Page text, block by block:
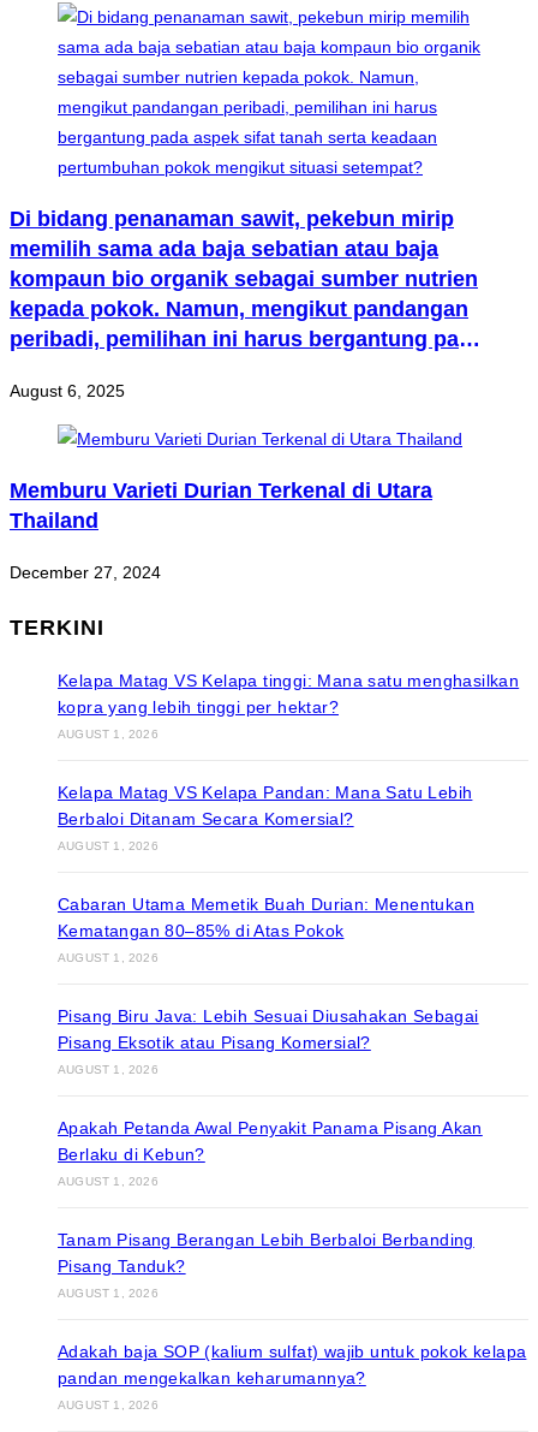
Di bidang penanaman sawit, pekebun mirip
memilih sama ada baja sebatian atau baja
kompaun bio organik sebagai sumber nutrien
kepada pokok. Namun, mengikut pandangan
peribadi, pemilihan ini harus bergantung pada
pokok mengikut situasi setempat?
August 6, 2025
Memburu Varieti Durian Terkenal di Utara
Thailand
December 27, 2024
TERKINI
Kelapa Matag VS Kelapa tinggi: Mana satu menghasilkan
kopra yang lebih tinggi per hektar?
AUGUST 1, 2026
Kelapa Matag VS Kelapa Pandan: Mana Satu Lebih
Berbaloi Ditanam Secara Komersial?
AUGUST 1, 2026
Cabaran Utama Memetik Buah Durian: Menentukan
Kematangan 80–85% di Atas Pokok
AUGUST 1, 2026
Pisang Biru Java: Lebih Sesuai Diusahakan Sebagai
Pisang Eksotik atau Pisang Komersial?
AUGUST 1, 2026
Apakah Petanda Awal Penyakit Panama Pisang Akan
Berlaku di Kebun?
AUGUST 1, 2026
Tanam Pisang Berangan Lebih Berbaloi Berbanding
Pisang Tanduk?
AUGUST 1, 2026
Adakah baja SOP (kalium sulfat) wajib untuk pokok kelapa
pandan mengekalkan keharumannya?
AUGUST 1, 2026